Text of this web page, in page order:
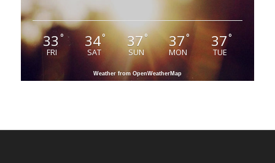
33 °
FRI
34°
SAT
37°
SUN
37°
MON
37°
TUE
Weather from OpenWeatherMap